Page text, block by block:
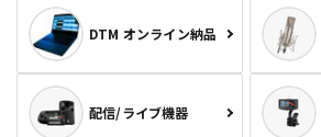
DTM オンライン納品
配信/ライブ機器